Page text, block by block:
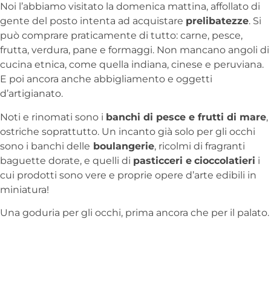
Noi l’abbiamo visitato la domenica mattina, affollato di
gente del posto intenta ad acquistare prelibatezze. Si
può comprare praticamente di tutto: carne, pesce,
frutta, verdura, pane e formaggi. Non mancano angoli di
cucina etnica, come quella indiana, cinese e peruviana.
E poi ancora anche abbigliamento e oggetti
d’artigianato.
Noti e rinomati sono i banchi di pesce e frutti di mare,
ostriche soprattutto. Un incanto già solo per gli occhi
sono i banchi delle boulangerie, ricolmi di fragranti
baguette dorate, e quelli di pasticceri e cioccolatieri i
cui prodotti sono vere e proprie opere d’arte edibili in
miniatura!
Una goduria per gli occhi, prima ancora che per il palato.